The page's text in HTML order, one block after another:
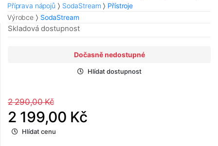
Příprava nápojů
SodaStream
Přístroje
Výrobce
SodaStream
Skladová dostupnost
Dočasně nedostupné
Hlídat dostupnost
2 290,00 Kč
2 199,00 Kč
Hlídat cenu